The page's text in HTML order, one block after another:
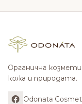
Органична
кожа и природата.
Odonata